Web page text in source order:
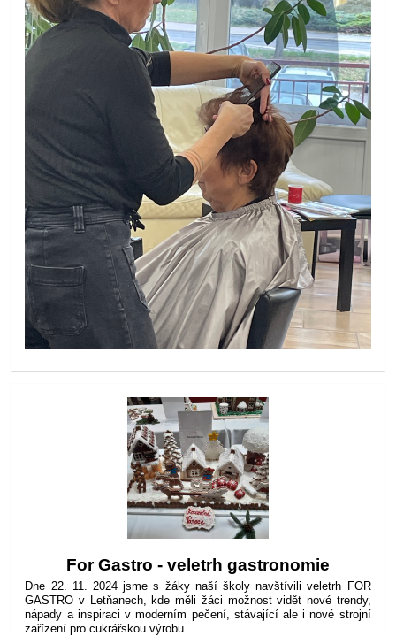
For Gastro - veletrh gastronomie
Dne 22. 11. 2024 jsme s žáky naší školy navštívili veletrh FOR
GASTRO v Letňanech, kde měli žáci možnost vidět nové trendy,
nápady a inspiraci v moderním pečení, stávající ale i nové strojní
zařízení pro cukrářskou výrobu.